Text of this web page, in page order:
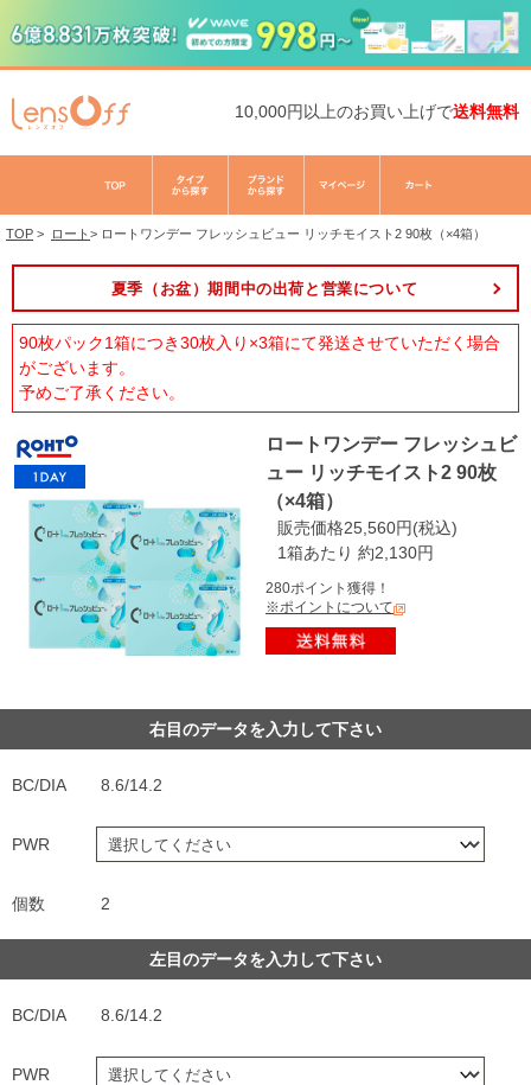
10,000円以上のお買い上げで送料無料
TOP > ロート> ロートワンデー フレッシュビュー リッチモイスト2 90枚（×4箱）
夏季（お盆）期間中の出荷と営業について
90枚パック1箱につき30枚入り×3箱にて発送させていただく場合
がございます。
予めご了承ください。
ロートワンデー フレッシュビ
ュー リッチモイスト2 90枚
（×4箱）
販売価格25,560円(税込)
1箱あたり 約2,130円
280ポイント獲得！
※ポイントについて
右目のデータを入力して下さい
BC/DIA 8.6/14.2
PWR
個数 2
左目のデータを入力して下さい
BC/DIA 8.6/14.2
PWR